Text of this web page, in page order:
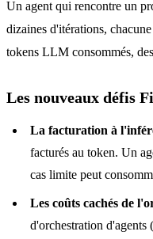
Un agent qui rencontre un
dizaines d'itérations,
tokens LLM consommés,
Les nouveaux défis
La facturation à
facturés au token. Un
cas limite peut
Les coûts cachés de
d'orchestration